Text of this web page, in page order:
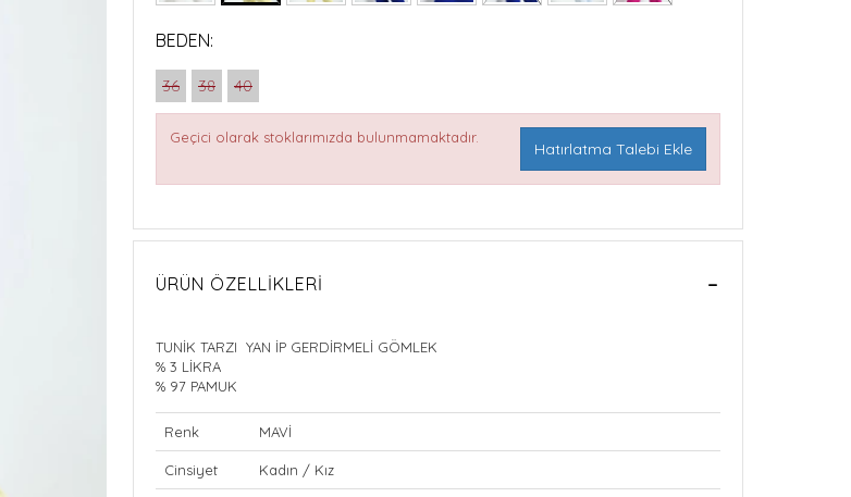
BEDEN:
36 38 40
Geçici olarak stoklarımızda bulunmamaktadır.
Hatırlatma Talebi Ekle
ÜRÜN ÖZELLIKLERI
TUNİK TARZI YAN İP GERDİRMELİ GÖMLEK
% 3 LİKRA
% 97 PAMUK
Renk MAVİ
Cinsiyet Kadın / Kız